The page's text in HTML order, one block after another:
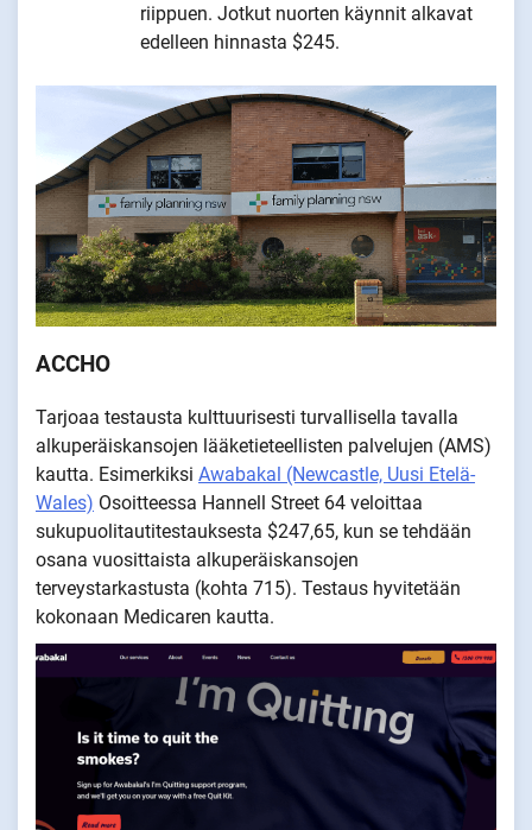
riippuen. Jotkut nuorten käynnit alkavat
edelleen hinnasta $245.
ACCHO
Tarjoaa testausta kulttuurisesti turvallisella tavalla
alkuperäiskansojen lääketieteellisten palvelujen (AMS)
kautta. Esimerkiksi Awabakal (Newcastle, Uusi Etelä-
Wales) Osoitteessa Hannell Street 64 veloittaa
sukupuolitautitestauksesta $247,65, kun se tehdään
osana vuosittaista alkuperäiskansojen
terveystarkastusta (kohta 715). Testaus hyvitetään
kokonaan Medicaren kautta.